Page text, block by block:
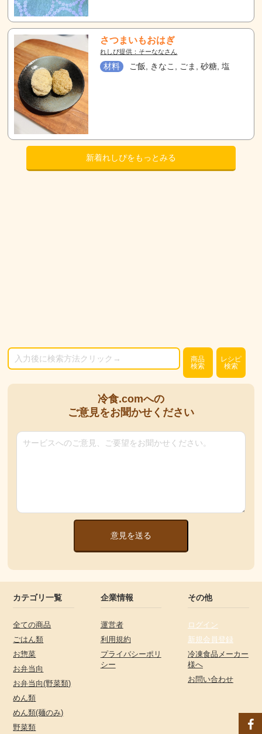
さつまいもおはぎ
れしぴ提供：そーななさん
材料 ご飯, きなこ, ごま, 砂糖, 塩
新着れしぴをもっとみる
商品
検索
レシピ
検索
冷食.comへの
ご意見をお聞かせください
意見を送る
カテゴリ一覧
全ての商品
ごはん類
お惣菜
お弁当向
お弁当向(野菜類)
めん類
めん類(麺のみ)
野菜類
企業情報
運営者
利用規約
プライバシーポリ
シー
その他
ログイン
新規会員登録
冷凍食品メーカー
様へ
お問い合わせ